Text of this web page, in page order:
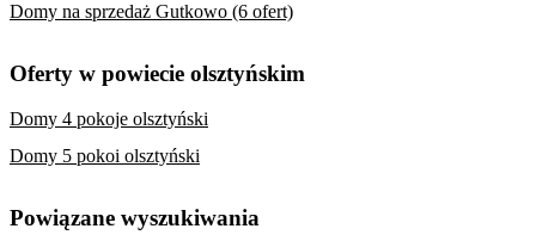
Domy na sprzedaż Gutkowo (6 ofert)
Oferty w powiecie olsztyńskim
Domy 4 pokoje olsztyński
Domy 5 pokoi olsztyński
Powiązane wyszukiwania